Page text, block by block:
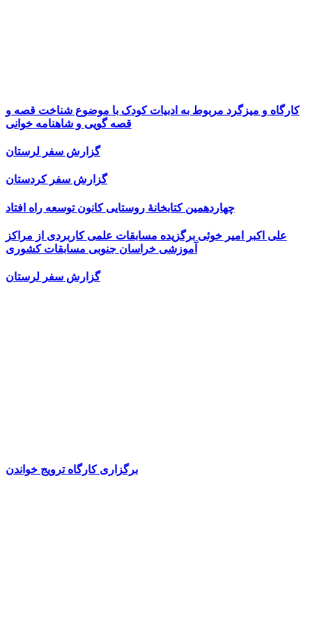
کارگاه و میزگرد مربوط به ادبیات کودک با موضوع شناخت قصه و
قصه گویی و شاهنامه خوانی
گزارش سفر لرستان
گزارش سفر کردستان
چهاردهمین کتابخانۀ روستایی کانون توسعه راه افتاد
علی اکبر امیر خوئی برگزیده مسابقات علمی کاربردی از مراکز
آموزشی خراسان جنوبی مسابقات کشوری
گزارش سفر لرستان
برگزاری کارگاه ترویج خواندن